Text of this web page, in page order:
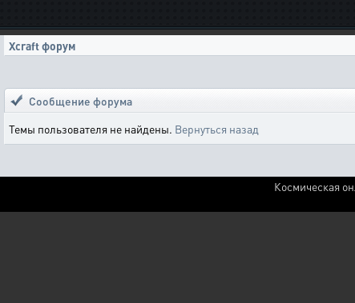
Xcraft форум
Сообщение форума
Темы пользователя не найдены. Вернуться назад
Космическая